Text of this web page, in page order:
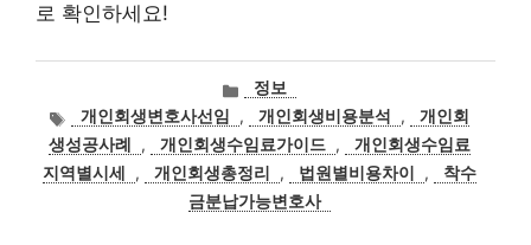
로 확인하세요!
카
테
고
리
정보
태
그
개인회생변호사선임 , 개인회생비용분석 ,
개인회
생성공사례
, 개인회생수임료가이드 ,
개인회생수임료
지역별시세
, 개인회생총정리 , 법원별비용차이 ,
착수
금분납가능변호사